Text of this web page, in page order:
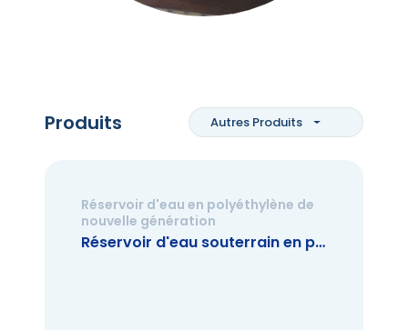
Produits Autres Produits
Réservoir d'eau en polyéthylène de
nouvelle génération
Réservoir d'eau souterrain en plastique de 2.000 litres (nouvelle génération)